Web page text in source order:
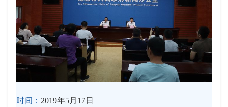
时间： 2019年5月17日